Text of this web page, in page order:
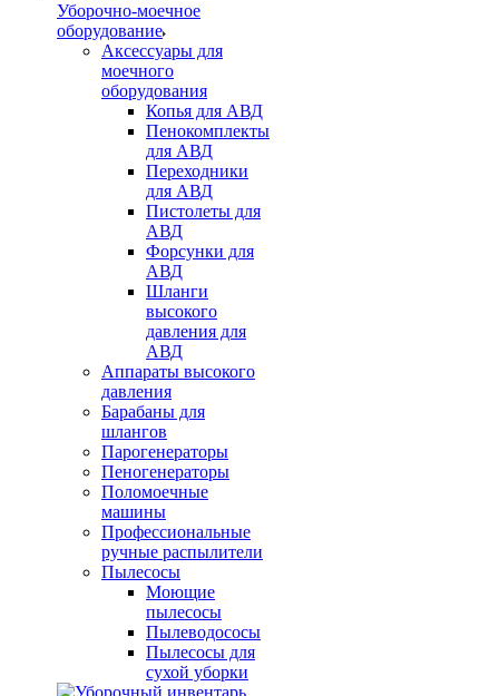
Уборочно-моечное
оборудование
Аксессуары для
моечного
оборудования
Копья для АВД
Пенокомплекты
для АВД
Переходники
для АВД
Пистолеты для
АВД
Форсунки для
АВД
Шланги
высокого
давления для
АВД
Аппараты высокого
давления
Барабаны для
шлангов
Парогенераторы
Пеногенераторы
Поломоечные
машины
Профессиональные
ручные распылители
Пылесосы
Моющие
пылесосы
Пылеводососы
Пылесосы для
сухой уборки